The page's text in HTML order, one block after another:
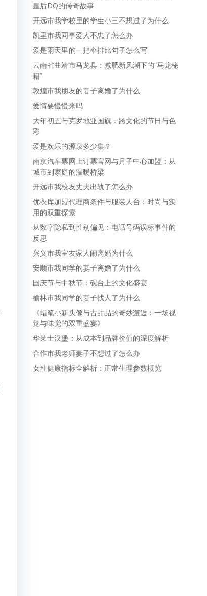
皇后DQ的传奇故事
开远市我学校里的学生小三不想过了为什么
凯里市我同事爱人不忠了怎么办
爱是雨天里的一把伞排比句子怎么写
云南省曲靖市马龙县：减肥新风潮下的“马龙秘
籍”
敦煌市我朋友的妻子离婚了为什么
爱情要慢慢来吗
大年初五与克罗地亚国旗：跨文化的节日与色
彩
爱是欢乐的源泉多少集？
南京汽车票网上订票官网与月子中心加盟：从
城市到家庭的温暖桥梁
开远市我校友丈夫出轨了怎么办
优衣库加盟代理商条件与服装人台：时尚与实
用的双重探索
从数字隐私到性别偏见：电话号码误标事件的
反思
兴义市我室友家人闹离婚为什么
安顺市我同学的妻子离婚了为什么
国庆节与中秋节：砚台上的文化盛宴
榆林市我同学的妻子找人了为什么
《蜡笔小新头像与古甜品的奇妙邂逅：一场视
觉与味觉的双重盛宴》
华莱士汉堡：从成本到品牌价值的深度解析
合作市我老师妻子不想过了怎么办
女性健康指标全解析：正常生理参数概览